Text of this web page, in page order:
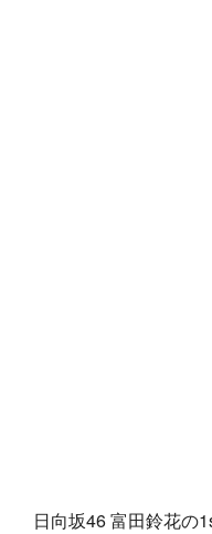
日向坂46 富田鈴花の